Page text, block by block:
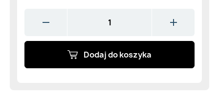
Dodaj do koszyka